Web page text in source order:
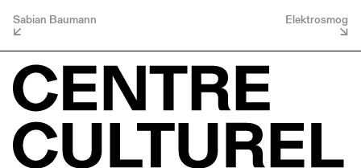
Sabian Baumann Elektrosmog